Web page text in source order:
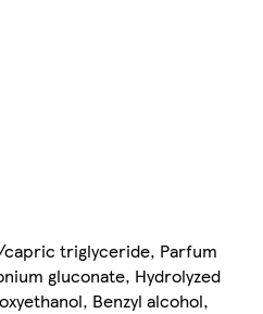
capric triglyceride, Parfum
gluconate, Hydrolyzed
Benzyl alcohol,